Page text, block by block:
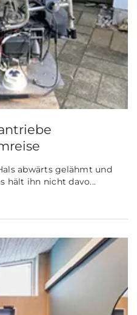
abwärts gelähmt und
hält ihn nicht davo...